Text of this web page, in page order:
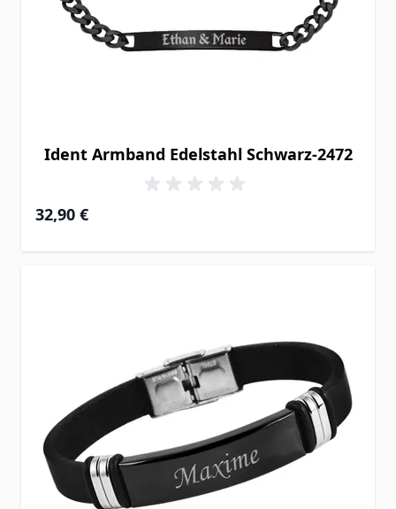
Ident Armband Edelstahl Schwarz-2472
32,90 €